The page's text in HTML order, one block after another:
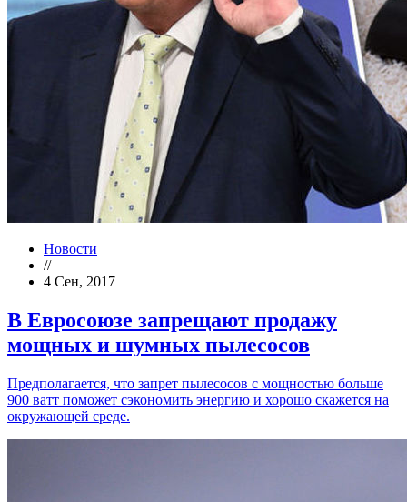
Новости
//
4 Сен, 2017
В Евросоюзе запрещают продажу
мощных и шумных пылесосов
Предполагается, что запрет пылесосов с мощностью больше
900 ватт поможет сэкономить энергию и хорошо скажется на
окружающей среде.